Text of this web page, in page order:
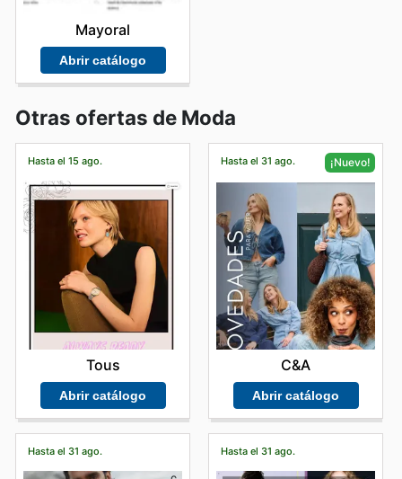
Mayoral
Abrir catálogo
Otras ofertas de Moda
Hasta el 15 ago.
Tous
Abrir catálogo
Hasta el 31 ago. ¡Nuevo!
C&A
Abrir catálogo
Hasta el 31 ago. Hasta el 31 ago.